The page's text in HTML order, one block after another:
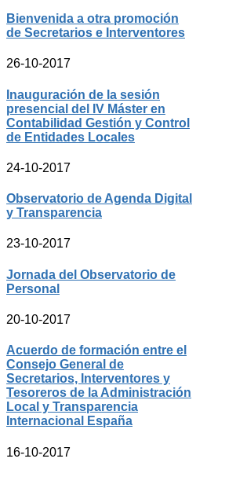
Bienvenida a otra promoción
de Secretarios e Interventores
26-10-2017
Inauguración de la sesión
presencial del IV Máster en
Contabilidad Gestión y Control
de Entidades Locales
24-10-2017
Observatorio de Agenda Digital
y Transparencia
23-10-2017
Jornada del Observatorio de
Personal
20-10-2017
Acuerdo de formación entre el
Consejo General de
Secretarios, Interventores y
Tesoreros de la Administración
Local y Transparencia
Internacional España
16-10-2017